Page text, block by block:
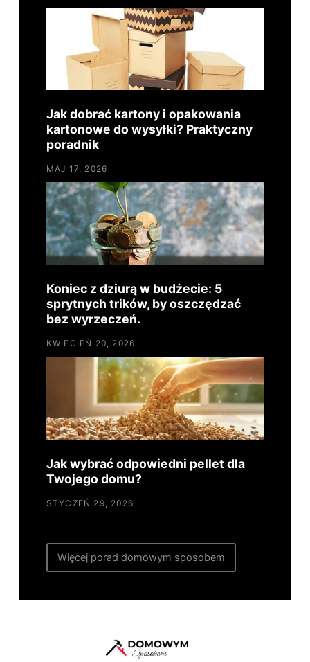
Jak dobrać kartony i opakowania
kartonowe do wysyłki? Praktyczny
poradnik
MAJ 17, 2026
Koniec z dziurą w budżecie: 5
sprytnych trików, by oszczędzać
bez wyrzeczeń.
KWIECIEŃ 20, 2026
Jak wybrać odpowiedni pellet dla
Twojego domu?
STYCZEŃ 29, 2026
Więcej porad domowym sposobem